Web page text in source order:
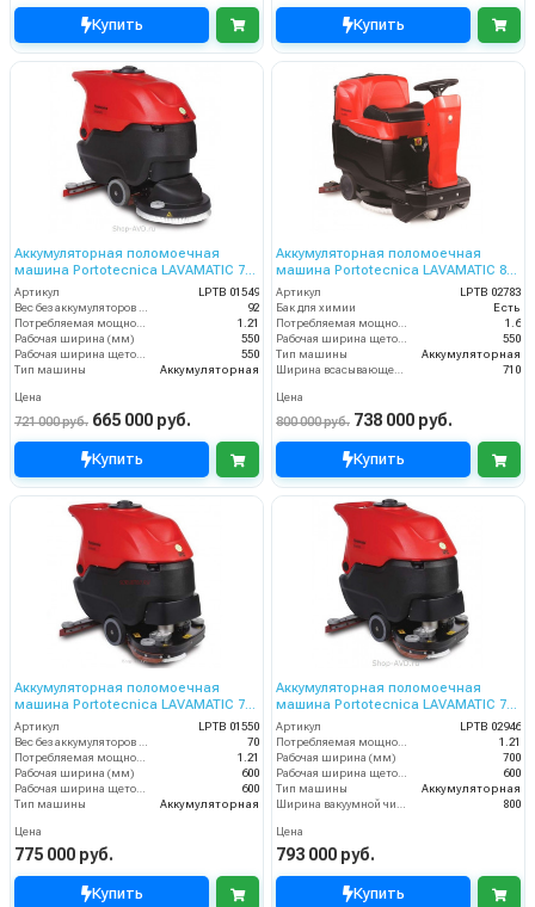
Купить Купить
Аккумуляторная поломоечная
машина Portotecnica LAVAMATIC 70
BT 55
Артикул
LPTB 01549
Вес без аккумуляторов (кг)
92
Потребляемая мощность (кВт)
1.21
Рабочая ширина (мм)
550
Рабочая ширина щеток (мм)
550
Тип машины
Аккумуляторная
Цена
721 000 руб. 665 000 руб.
Купить
Аккумуляторная поломоечная
машина Portotecnica LAVAMATIC 80
BT 55 RIDER
Артикул
LPTB 02783
Бак для химии
Есть
Потребляемая мощность (кВт)
1.6
Рабочая ширина щеток (мм)
550
Тип машины
Аккумуляторная
Ширина всасывающей балки (мм)
710
Цена
800 000 руб. 738 000 руб.
Купить
Аккумуляторная поломоечная
машина Portotecnica LAVAMATIC 70
BT 60
Артикул
LPTB 01550
Вес без аккумуляторов (кг)
70
Потребляемая мощность (кВт)
1.21
Рабочая ширина (мм)
600
Рабочая ширина щеток (мм)
600
Тип машины
Аккумуляторная
Цена
775 000 руб.
Купить
Аккумуляторная поломоечная
машина Portotecnica LAVAMATIC 70
BT
Артикул
LPTB 02946
Потребляемая мощность (кВт)
1.21
Рабочая ширина (мм)
700
Рабочая ширина щеток (мм)
600
Тип машины
Аккумуляторная
Ширина вакуумной чистки (мм)
800
Цена
793 000 руб.
Купить